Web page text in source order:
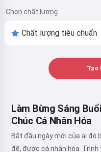
Chọn chất lượng
Tạo
Làm Bừng Sáng
Chúc Cá Nhân Hóa
Bắt đầu ngày mới của ai đó
đẽ, được cá nhân hóa.